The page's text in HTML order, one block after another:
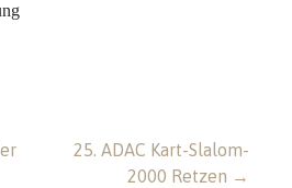
25. ADAC Kart-Slalom-
2000 Retzen →